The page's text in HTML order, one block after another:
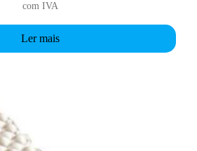
com IVA
Ler mais